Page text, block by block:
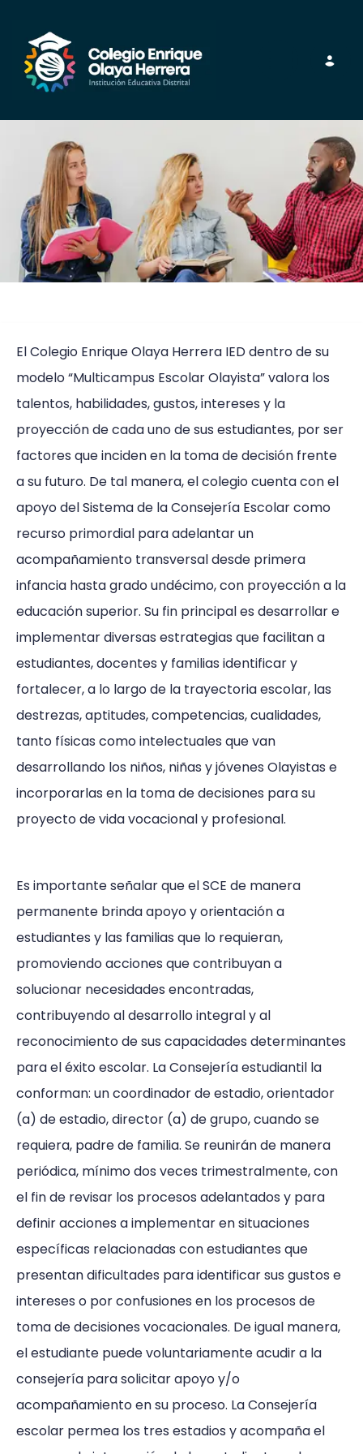
Toggle
El Colegio Enrique Olaya Herrera IED dentro de su
modelo “Multicampus Escolar Olayista” valora los
talentos, habilidades, gustos, intereses y la
proyección de cada uno de sus estudiantes, por ser
factores que inciden en la toma de decisión frente
a su futuro. De tal manera, el colegio cuenta con el
apoyo del Sistema de la Consejería Escolar como
recurso primordial para adelantar un
acompañamiento transversal desde primera
infancia hasta grado undécimo, con proyección a la
educación superior. Su fin principal es desarrollar e
implementar diversas estrategias que facilitan a
estudiantes, docentes y familias identificar y
fortalecer, a lo largo de la trayectoria escolar, las
destrezas, aptitudes, competencias, cualidades,
tanto físicas como intelectuales que van
desarrollando los niños, niñas y jóvenes Olayistas e
incorporarlas en la toma de decisiones para su
proyecto de vida vocacional y profesional.
Es importante señalar que el SCE de manera
permanente brinda apoyo y orientación a
estudiantes y las familias que lo requieran,
promoviendo acciones que contribuyan a
solucionar necesidades encontradas,
contribuyendo al desarrollo integral y al
reconocimiento de sus capacidades determinantes
para el éxito escolar. La Consejería estudiantil la
conforman: un coordinador de estadio, orientador
(a) de estadio, director (a) de grupo, cuando se
requiera, padre de familia. Se reunirán de manera
periódica, mínimo dos veces trimestralmente, con
el fin de revisar los procesos adelantados y para
definir acciones a implementar en situaciones
específicas relacionadas con estudiantes que
presentan dificultades para identificar sus gustos e
intereses o por confusiones en los procesos de
toma de decisiones vocacionales. De igual manera,
el estudiante puede voluntariamente acudir a la
consejería para solicitar apoyo y/o
acompañamiento en su proceso. La Consejería
escolar permea los tres estadios y acompaña el